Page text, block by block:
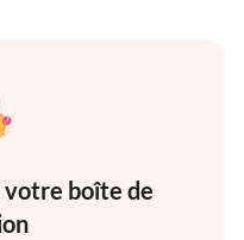
votre boîte de